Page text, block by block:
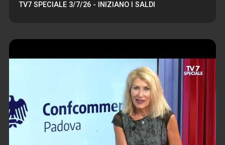
TV7 SPECIALE 3/7/26 - INIZIANO I SALDI